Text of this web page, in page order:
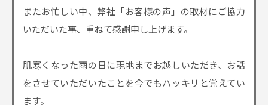
またお忙しい中、弊社「お客様の声」の取材にご協力
いただいた事、重ねて感謝申し上げます。
肌寒くなった雨の日に現地までお越しいただき、お話
をさせていただいたことを今でもハッキリと覚えてい
ます。